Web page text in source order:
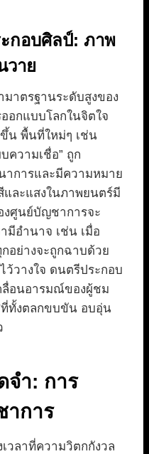
กอบศิลป์: ภาพ
วาย
าตรฐานระดับสูงของ
อกแบบโลกในจิตใจ
น พื้นที่ใหม่ๆ เช่น
ความเชื่อ” ถูก
าการและมีความหมาย
ละแสงในภาพยนตร์มี
งศูนย์บัญชาการจะ
มีอำนาจ เช่น เมื่อ
อย่างจะถูกฉาบด้วย
วางใจ ดนตรีประกอบ
อนอารมณ์ของผู้ชม
ที่ทั้งตลกขบขัน อบอุ่น
จำ: การ
การ
วลาที่ความวิตกกังวล